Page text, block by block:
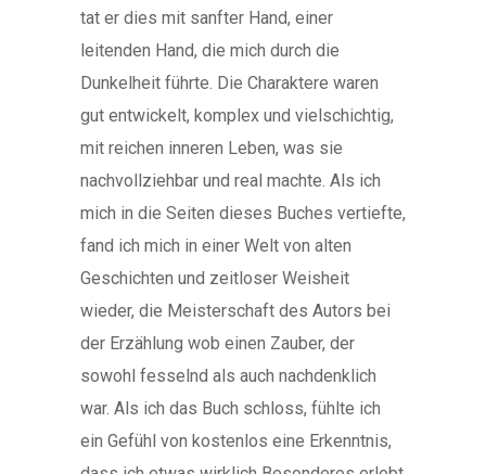
tat er dies mit sanfter Hand, einer
leitenden Hand, die mich durch die
Dunkelheit führte. Die Charaktere waren
gut entwickelt, komplex und vielschichtig,
mit reichen inneren Leben, was sie
nachvollziehbar und real machte. Als ich
mich in die Seiten dieses Buches vertiefte,
fand ich mich in einer Welt von alten
Geschichten und zeitloser Weisheit
wieder, die Meisterschaft des Autors bei
der Erzählung wob einen Zauber, der
sowohl fesselnd als auch nachdenklich
war. Als ich das Buch schloss, fühlte ich
ein Gefühl von kostenlos eine Erkenntnis,